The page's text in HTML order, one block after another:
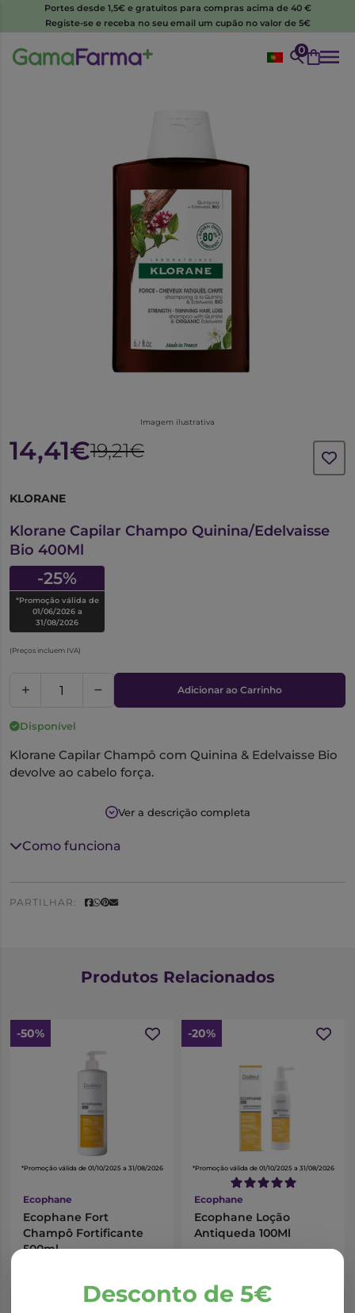
Portes desde 1,5€ e gratuitos para compras acima de 40 €
Registe-se e receba no seu email um cupão no valor de 5€
0
Imagem ilustrativa
14,41€19,21€
KLORANE
Klorane Capilar Champo Quinina/Edelvaisse
Bio 400Ml
-25%
*Promoção válida de
01/06/2026 a
31/08/2026
(Preços incluem IVA)
Adicionar ao Carrinho
Disponível
Klorane Capilar Champô com Quinina & Edelvaisse Bio
devolve ao cabelo força.
Graças à sua fórmula enriquecida em Vitaminas B,
extrato de quinquina e Edelvaisse BIO, limpa o cabelo
ao mesmo tempo que favorece o seu crescimento.
cuidado antiqueda.
Ver a descrição completa
Como funciona
PARTILHAR:
Desconto de 5€
Produtos Relacionados
-50%
*Promoção válida de 01/10/2025 a 31/08/2026
Ecophane
Ecophane Fort
Champô Fortificante
500ml
Adicionar ao Carrinho
-20%
*Promoção válida de 01/10/2025 a 31/08/2026
Ecophane
Ecophane Loção
Antiqueda 100Ml
Adicionar ao Carrinho